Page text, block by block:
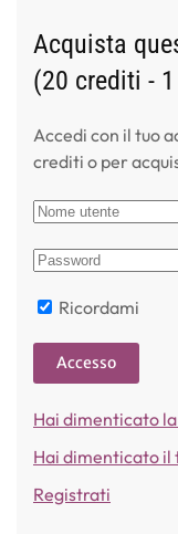
Acquista
(20 crediti -
Accedi con il tuo
crediti o per
Ricordami
Accesso
Hai dimenticato
Hai dimenticato il
Registrati